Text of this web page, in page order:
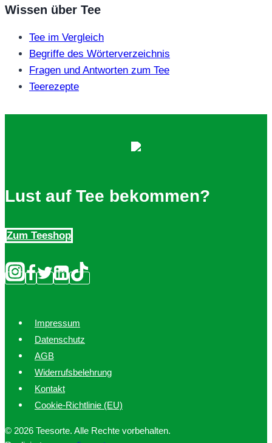
Wissen über Tee
Tee im Vergleich
Begriffe des Wörterverzeichnis
Fragen und Antworten zum Tee
Teerezepte
Lust auf Tee bekommen?
Zum Teeshop
Impressum
Datenschutz
AGB
Widerrufsbelehrung
Kontakt
Cookie-Richtlinie (EU)
© 2026 Teesorte. Alle Rechte vorbehalten.